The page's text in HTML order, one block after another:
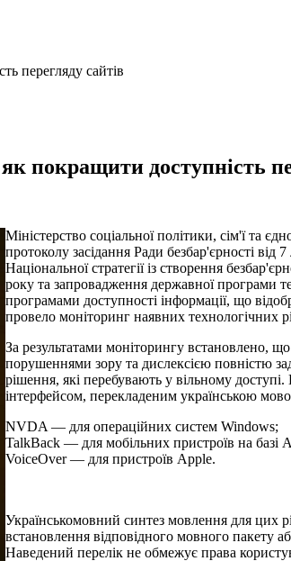
перегляду сайтів
покращити доступність
Міністерство соціальної політики, сім'ї та
протоколу засідання Ради безбар'єрності від
Національної стратегії із створення
року та запровадження державної програми
програмами доступності інформації, що
провело моніторинг наявних технологічних
За результатами моніторингу встановлено,
порушеннями зору та дислексією повністю
рішення, які перебувають у вільному
інтерфейсом, перекладеним українською
NVDA — для операційних систем Windows;
TalkBack — для мобільних пристроїв на базі
VoiceOver — для пристроїв Apple.
Українськомовний синтез мовлення для цих
встановлення відповідного мовного пакету
Наведений перелік не обмежує права